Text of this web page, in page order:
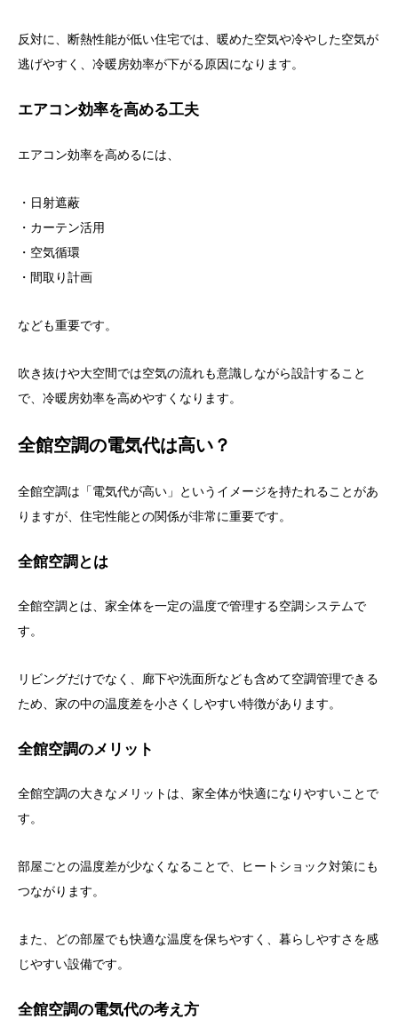
反対に、断熱性能が低い住宅では、暖めた空気や冷やした空気が
逃げやすく、冷暖房効率が下がる原因になります。
エアコン効率を高める工夫
エアコン効率を高めるには、
・日射遮蔽
・カーテン活用
・空気循環
・間取り計画
なども重要です。
吹き抜けや大空間では空気の流れも意識しながら設計すること
で、冷暖房効率を高めやすくなります。
全館空調の電気代は高い？
全館空調は「電気代が高い」というイメージを持たれることがあ
りますが、住宅性能との関係が非常に重要です。
全館空調とは
全館空調とは、家全体を一定の温度で管理する空調システムで
す。
リビングだけでなく、廊下や洗面所なども含めて空調管理できる
ため、家の中の温度差を小さくしやすい特徴があります。
全館空調のメリット
全館空調の大きなメリットは、家全体が快適になりやすいことで
す。
部屋ごとの温度差が少なくなることで、ヒートショック対策にも
つながります。
また、どの部屋でも快適な温度を保ちやすく、暮らしやすさを感
じやすい設備です。
全館空調の電気代の考え方